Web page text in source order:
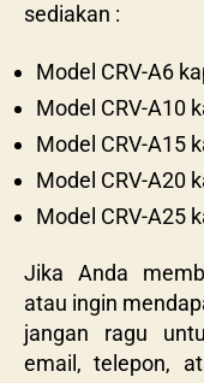
sediakan :
Model CRV-A6
Model CRV-A10
Model CRV-A15
Model CRV-A20
Model CRV-A25
Jika Anda
atau ingin
jangan ragu
email, telepon,